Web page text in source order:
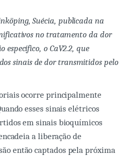
Suécia, publicada na
no tratamento da dor
específico, o CaV2.2, que
sinais de dor transmitidos pelo
ocorre principalmente
esses sinais elétricos
em sinais bioquímicos
a liberação de
então captados pela próxima